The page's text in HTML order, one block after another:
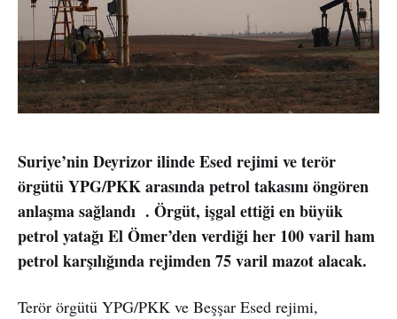
Suriye’nin Deyrizor ilinde Esed rejimi ve terör
örgütü YPG/PKK arasında petrol takasını öngören
anlaşma sağlandı . Örgüt, işgal ettiği en büyük
petrol yatağı El Ömer’den verdiği her 100 varil ham
petrol karşılığında rejimden 75 varil mazot alacak.
Terör örgütü YPG/PKK ve Beşşar Esed rejimi,